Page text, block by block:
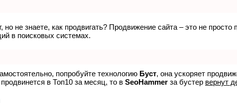
не знаете, как продвигать? Продвижение сайта – это не
в поисковых системах.
попробуйте технологию Буст, она ускоряет
в Топ10 за месяц, то в SeoHammer за бустер вернут